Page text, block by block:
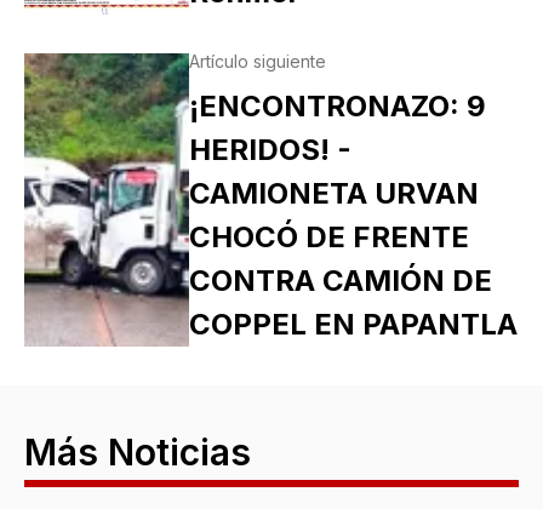
Artículo siguiente
¡ENCONTRONAZO: 9
HERIDOS! -
CAMIONETA URVAN
CHOCÓ DE FRENTE
CONTRA CAMIÓN DE
COPPEL EN PAPANTLA
Más Noticias